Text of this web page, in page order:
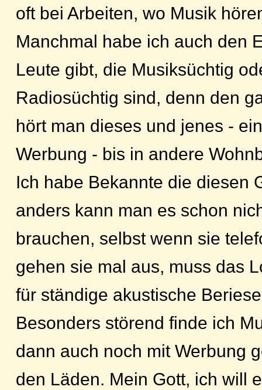
oft bei Arbeiten, wo Musik
Manchmal habe ich auch den
Leute gibt, die Musiksüchtig
Radiosüchtig sind, denn den
hört man dieses und jenes -
Werbung - bis in andere
Ich habe Bekannte die diesen
anders kann man es schon
brauchen, selbst wenn sie
gehen sie mal aus, muss das
für ständige akustische
Besonders störend finde ich
dann auch noch mit Werbung
den Läden. Mein Gott, ich will